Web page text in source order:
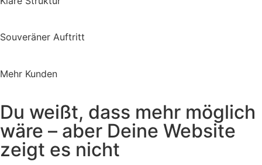
Souveräner Auftritt
Mehr Kunden
Du weißt, dass mehr möglich
wäre – aber Deine Website
zeigt es nicht